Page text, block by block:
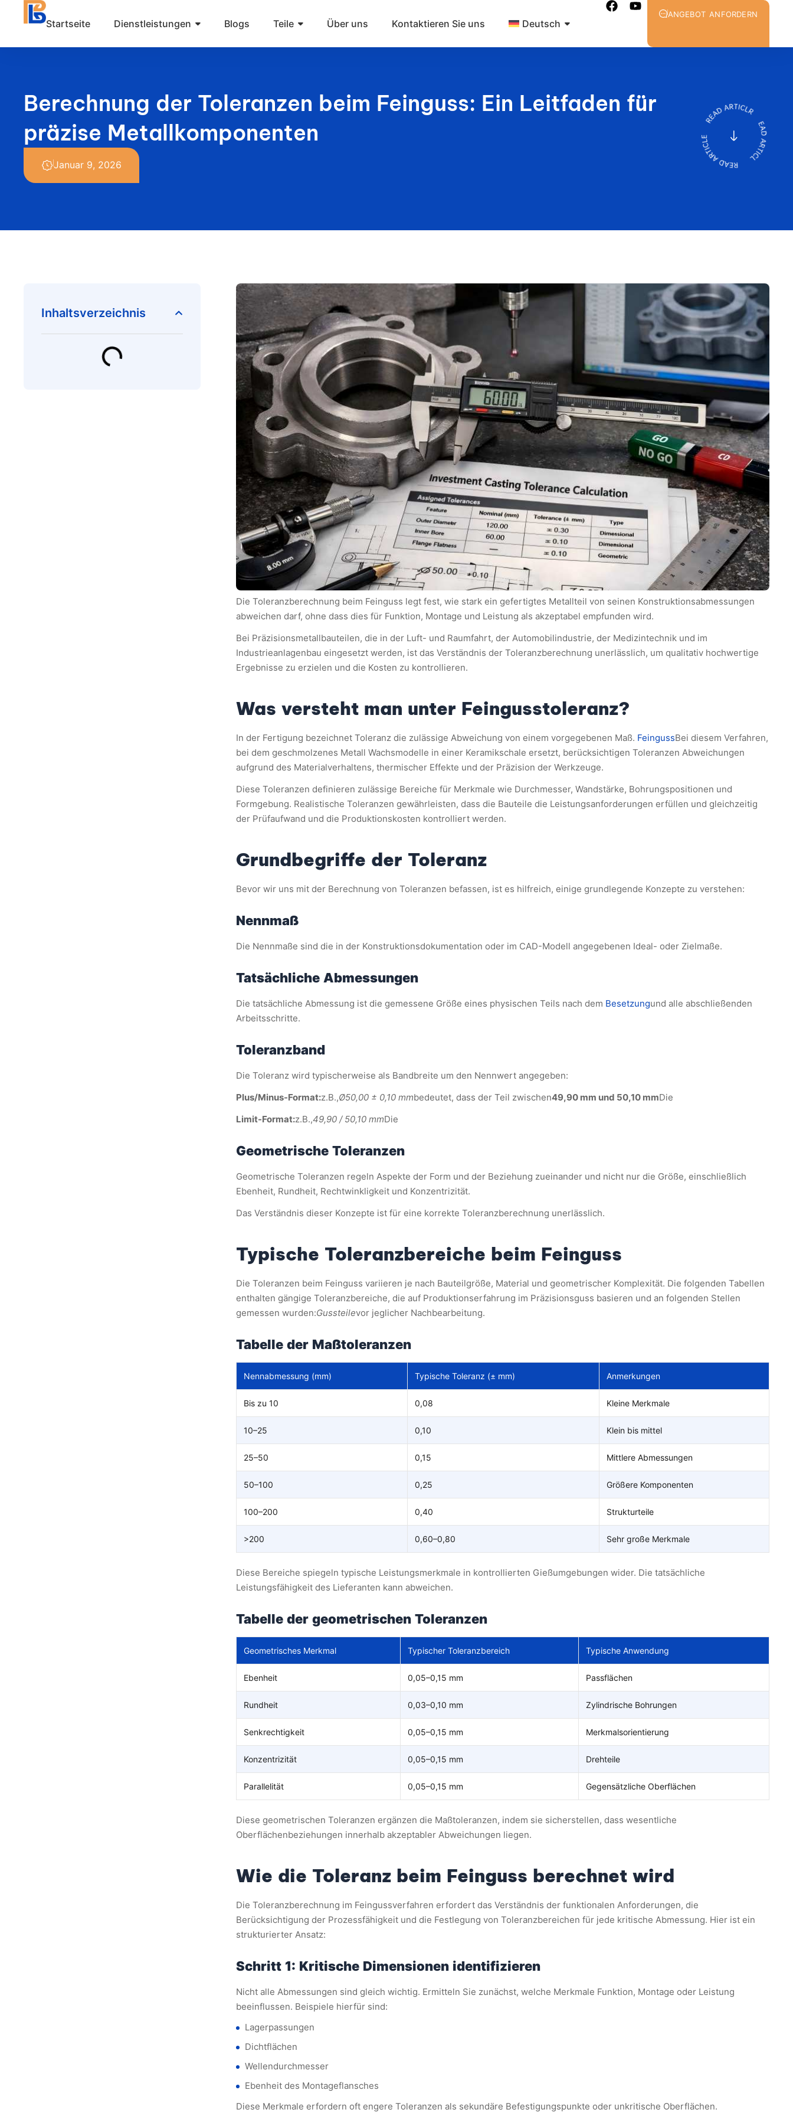
Inhalt
Startseite Dienstleistungen Blogs Teile Über uns Kontaktieren Sie uns Deutsch
ANGEBOT ANFORDERN
Berechnung der Toleranzen beim Feinguss: Ein Leitfaden für
präzise Metallkomponenten
Januar 9, 2026
Inhaltsverzeichnis
Die Toleranzberechnung beim Feinguss legt fest, wie stark ein gefertigtes Metallteil von seinen Konstruktionsabmessungen
abweichen darf, ohne dass dies für Funktion, Montage und Leistung als akzeptabel empfunden wird.
Bei Präzisionsmetallbauteilen, die in der Luft- und Raumfahrt, der Automobilindustrie, der Medizintechnik und im
Industrieanlagenbau eingesetzt werden, ist das Verständnis der Toleranzberechnung unerlässlich, um qualitativ hochwertige
Ergebnisse zu erzielen und die Kosten zu kontrollieren.
Was versteht man unter Feingusstoleranz?
In der Fertigung bezeichnet Toleranz die zulässige Abweichung von einem vorgegebenen Maß. FeingussBei diesem Verfahren,
bei dem geschmolzenes Metall Wachsmodelle in einer Keramikschale ersetzt, berücksichtigen Toleranzen Abweichungen
aufgrund des Materialverhaltens, thermischer Effekte und der Präzision der Werkzeuge.
Diese Toleranzen definieren zulässige Bereiche für Merkmale wie Durchmesser, Wandstärke, Bohrungspositionen und
Formgebung. Realistische Toleranzen gewährleisten, dass die Bauteile die Leistungsanforderungen erfüllen und gleichzeitig
der Prüfaufwand und die Produktionskosten kontrolliert werden.
Grundbegriffe der Toleranz
Bevor wir uns mit der Berechnung von Toleranzen befassen, ist es hilfreich, einige grundlegende Konzepte zu verstehen:
Nennmaß
Die Nennmaße sind die in der Konstruktionsdokumentation oder im CAD-Modell angegebenen Ideal- oder Zielmaße.
Tatsächliche Abmessungen
Die tatsächliche Abmessung ist die gemessene Größe eines physischen Teils nach dem Besetzungund alle abschließenden
Arbeitsschritte.
Toleranzband
Die Toleranz wird typischerweise als Bandbreite um den Nennwert angegeben:
Plus/Minus-Format:z.B.,Ø50,00 ± 0,10 mmbedeutet, dass der Teil zwischen49,90 mm und 50,10 mmDie
Limit-Format:z.B.,49,90 / 50,10 mmDie
Geometrische Toleranzen
Geometrische Toleranzen regeln Aspekte der Form und der Beziehung zueinander und nicht nur die Größe, einschließlich
Ebenheit, Rundheit, Rechtwinkligkeit und Konzentrizität.
Das Verständnis dieser Konzepte ist für eine korrekte Toleranzberechnung unerlässlich.
Typische Toleranzbereiche beim Feinguss
Die Toleranzen beim Feinguss variieren je nach Bauteilgröße, Material und geometrischer Komplexität. Die folgenden Tabellen
enthalten gängige Toleranzbereiche, die auf Produktionserfahrung im Präzisionsguss basieren und an folgenden Stellen
gemessen wurden:Gussteilevor jeglicher Nachbearbeitung.
Tabelle der Maßtoleranzen
Nennabmessung (mm) Typische Toleranz (± mm) Anmerkungen
Bis zu 10 0,08 Kleine Merkmale
10–25 0,10 Klein bis mittel
25–50 0,15 Mittlere Abmessungen
50–100 0,25 Größere Komponenten
100–200 0,40 Strukturteile
>200 0,60–0,80 Sehr große Merkmale
Diese Bereiche spiegeln typische Leistungsmerkmale in kontrollierten Gießumgebungen wider. Die tatsächliche
Leistungsfähigkeit des Lieferanten kann abweichen.
Tabelle der geometrischen Toleranzen
Geometrisches Merkmal Typischer Toleranzbereich Typische Anwendung
Ebenheit 0,05–0,15 mm Passflächen
Rundheit 0,03–0,10 mm Zylindrische Bohrungen
Senkrechtigkeit 0,05–0,15 mm Merkmalsorientierung
Konzentrizität 0,05–0,15 mm Drehteile
Parallelität 0,05–0,15 mm Gegensätzliche Oberflächen
Diese geometrischen Toleranzen ergänzen die Maßtoleranzen, indem sie sicherstellen, dass wesentliche
Oberflächenbeziehungen innerhalb akzeptabler Abweichungen liegen.
Wie die Toleranz beim Feinguss berechnet wird
Die Toleranzberechnung im Feingussverfahren erfordert das Verständnis der funktionalen Anforderungen, die
Berücksichtigung der Prozessfähigkeit und die Festlegung von Toleranzbereichen für jede kritische Abmessung. Hier ist ein
strukturierter Ansatz:
Schritt 1: Kritische Dimensionen identifizieren
Nicht alle Abmessungen sind gleich wichtig. Ermitteln Sie zunächst, welche Merkmale Funktion, Montage oder Leistung
beeinflussen. Beispiele hierfür sind:
Lagerpassungen
Dichtflächen
Wellendurchmesser
Ebenheit des Montageflansches
Diese Merkmale erfordern oft engere Toleranzen als sekundäre Befestigungspunkte oder unkritische Oberflächen.